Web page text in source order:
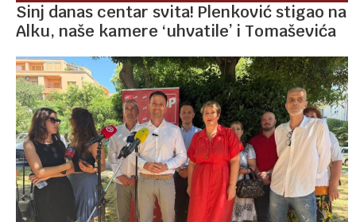
Sinj danas centar svita! Plenković stigao na
Alku, naše kamere ‘uhvatile’ i Tomaševića